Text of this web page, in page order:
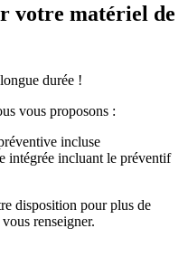
votre matériel de
durée !
vous proposons :
incluse
intégrée incluant le préventif
disposition pour plus de
renseigner.